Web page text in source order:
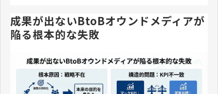
成果が出ないBtoBオウンドメディアが
陥る根本的な失敗